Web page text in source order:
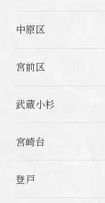
中原区
宮前区
武蔵小杉
宮崎台
登戸